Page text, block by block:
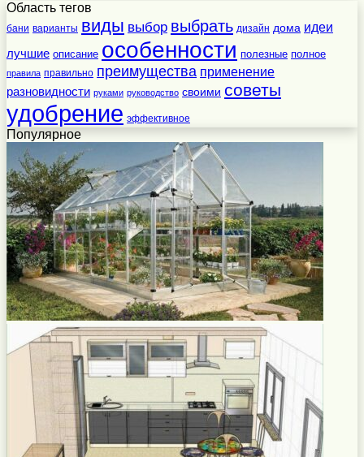
Область тегов
бани варианты виды выбор выбрать дизайн дома идеи
лучшие описание особенности полезные полное
правила правильно преимущества применение
разновидности руками руководство своими советы
удобрение эффективное
Популярное